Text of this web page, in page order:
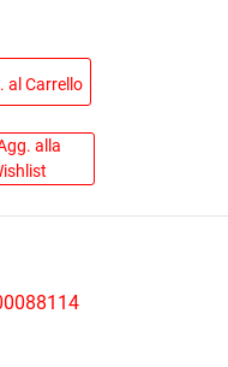
al Carrello
alla